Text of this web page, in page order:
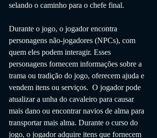
selando o caminho para o chefe final.
Durante o jogo, o jogador encontra
personagens não-jogadores (NPCs), com
quem eles podem interagir. Esses
personagens fornecem informações sobre a
trama ou tradição do jogo, oferecem ajuda e
vendem itens ou serviços.  O jogador pode
atualizar a unha do cavaleiro para causar
mais dano ou encontrar navios de alma para
transportar mais alma. Durante o curso do
jogo, o jogador adquire itens que fornecem